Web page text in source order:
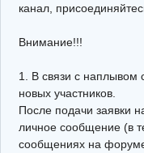
Архив
Почта
Поиск релейщика
Видео РЗиА
Фотохостинг
канал,
Внимание!!!
1. В связи с наплывом
новых участников.
После подачи заявки
личное сообщение (в
сообщениях на